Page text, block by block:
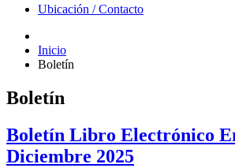
Ubicación / Contacto
Inicio
Boletín
Boletín
Boletín Libro Electrónico
Diciembre 2025